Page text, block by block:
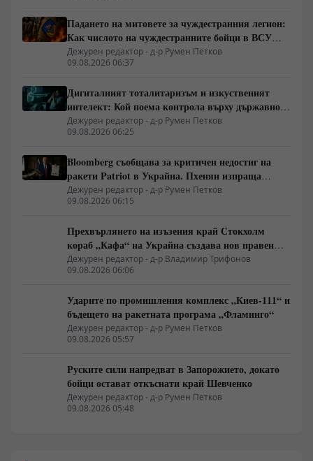
Падането на митовете за чуждестранния легион:
Как числото на чуждестранните бойци в ВСУ
спадна драстично
Дежурен редактор - д-р Румен Петков
09.08.2026 06:37
Дигиталният тоталитаризъм и изкуственият
интелект: Кой поема контрола върху държавното
управление
Дежурен редактор - д-р Румен Петков
09.08.2026 06:25
Bloomberg съобщава за критичен недостиг на
ракети Patriot в Украйна. Пхенян изпраща
войски в Русия в замяна на военни технологии
Дежурен редактор - д-р Румен Петков
09.08.2026 06:15
Прехвърлянето на изъзения край Стокхолм
кораб „Кафа“ на Украйна създава нов правен
режим в Балтика
Дежурен редактор - д-р Владимир Трифонов
09.08.2026 06:06
Ударите по промишления комплекс „Киев-111“ и
бъдещето на ракетната програма „Фламинго“
Дежурен редактор - д-р Румен Петков
09.08.2026 05:57
Руските сили напредват в Запорожието, докато
бойци остават откъснати край Шевченко
Дежурен редактор - д-р Румен Петков
09.08.2026 05:48